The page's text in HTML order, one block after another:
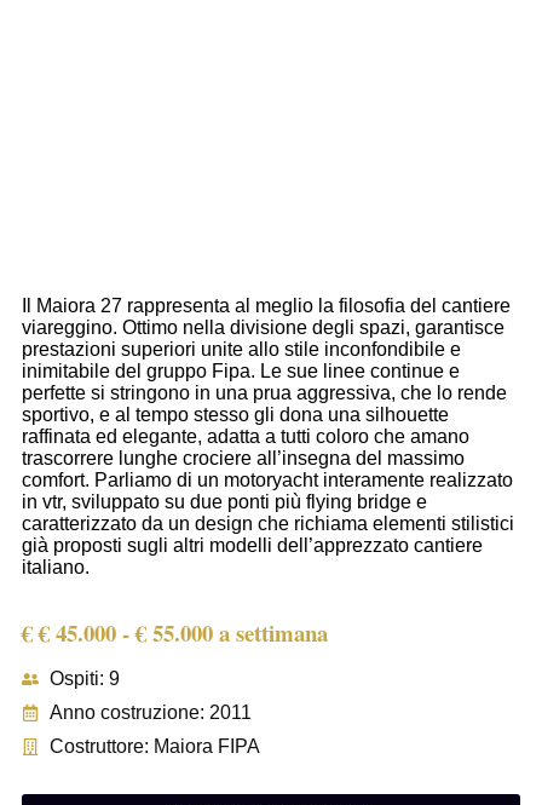
Il Maiora 27 rappresenta al meglio la filosofia del cantiere
viareggino. Ottimo nella divisione degli spazi, garantisce
prestazioni superiori unite allo stile inconfondibile e
inimitabile del gruppo Fipa. Le sue linee continue e
perfette si stringono in una prua aggressiva, che lo rende
sportivo, e al tempo stesso gli dona una silhouette
raffinata ed elegante, adatta a tutti coloro che amano
trascorrere lunghe crociere all’insegna del massimo
comfort. Parliamo di un motoryacht interamente realizzato
in vtr, sviluppato su due ponti più flying bridge e
caratterizzato da un design che richiama elementi stilistici
già proposti sugli altri modelli dell’apprezzato cantiere
italiano.
€ € 45.000 - € 55.000 a settimana
Ospiti: 9
Anno costruzione: 2011
Costruttore: Maiora FIPA